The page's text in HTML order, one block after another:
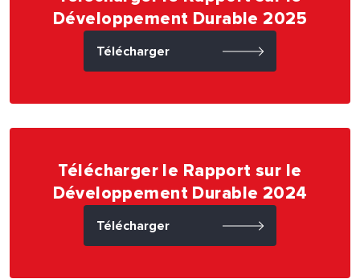
Développement Durable 2025
Télécharger
Télécharger le Rapport sur le
Développement Durable 2024
Télécharger